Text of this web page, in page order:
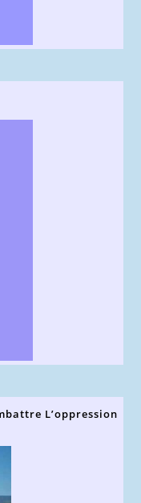
L’oppression